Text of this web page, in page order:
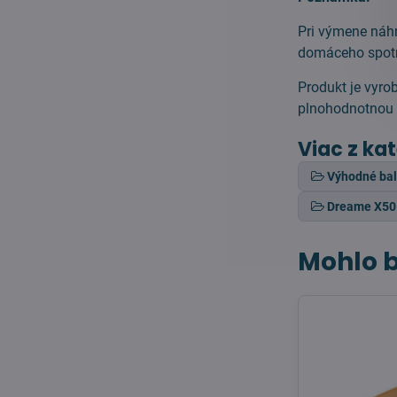
Pri výmene
domáceho
Produkt je
Viac z
Výhodné
Dreame
Mohlo